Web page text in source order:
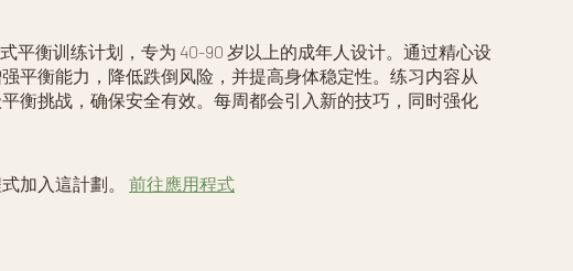
平衡训练计划，专为 40-90 岁以上的成年人设计。通过精心设
平衡能力，降低跌倒风险，并提高身体稳定性。练习内容从
衡挑战，确保安全有效。每周都会引入新的技巧，同时强化
加入這計劃。 前往應用程式